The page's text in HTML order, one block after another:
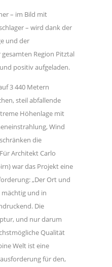
– im Bild mit
– wird dank der
und der
Region Pitztal
positiv aufgeladen.
3 440 Metern
steil abfallende
Höhenlage mit
Wind
die
Architekt Carlo
war das Projekt eine
„Der Ort und
und in
Die
und nur darum
Qualität
Welt ist eine
für den,